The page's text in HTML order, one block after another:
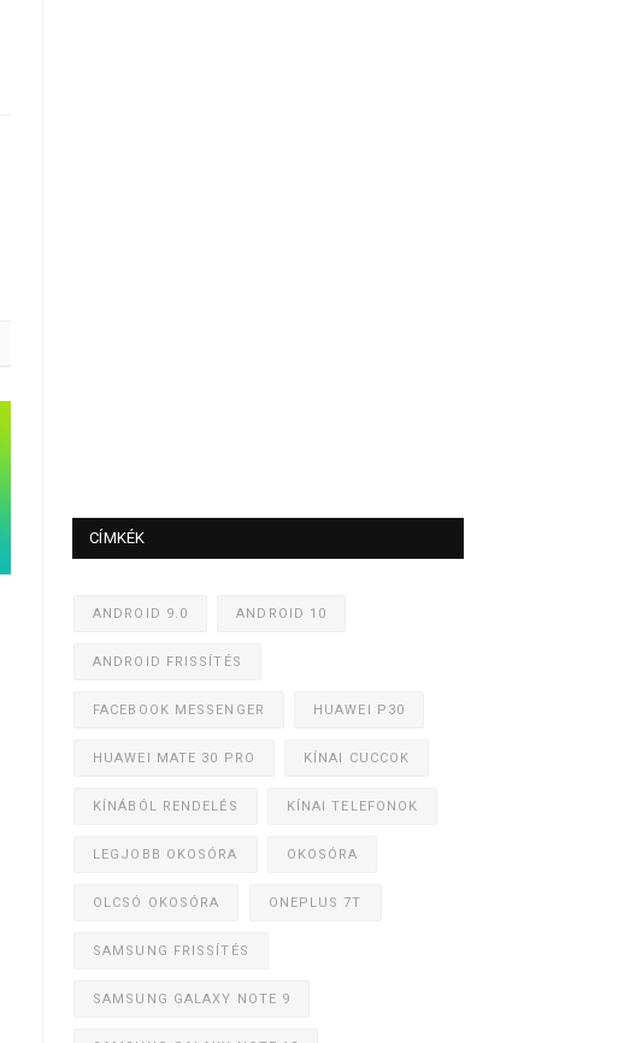
CÍMKÉK
ANDROID 9.0 ANDROID 10
ANDROID FRISSÍTÉS
FACEBOOK MESSENGER HUAWEI P30
HUAWEI MATE 30 PRO KÍNAI CUCCOK
KÍNÁBÓL RENDELÉS KÍNAI TELEFONOK
LEGJOBB OKOSÓRA OKOSÓRA
OLCSÓ OKOSÓRA ONEPLUS 7T
SAMSUNG FRISSÍTÉS
SAMSUNG GALAXY NOTE 9